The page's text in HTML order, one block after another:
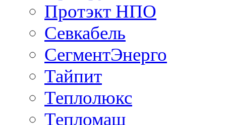
Протэкт НПО
Севкабель
СегментЭнерго
Тайпит
Теплолюкс
Тепломаш